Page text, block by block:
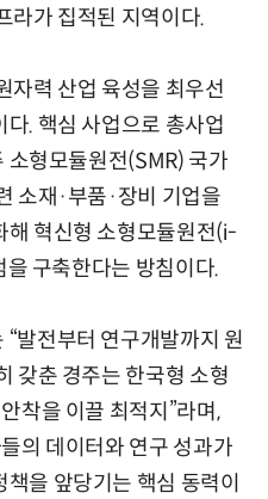
라가 집적된 지역이다.
자력 산업 육성을 최우선
. 핵심 사업으로 총사업
형모듈원전(SMR) 국가
소재·부품·장비 기업을
해 혁신형 소형모듈원전(i-
구축한다는 방침이다.
발전부터 연구개발까지 원
갖춘 경주는 한국형 소형
착을 이끌 최적지”라며,
의 데이터와 연구 성과가
을 앞당기는 핵심 동력이